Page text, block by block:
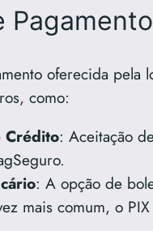
Pagamento
oferecida pela
como:
Crédito: Aceitação
: A opção de
mais comum, o